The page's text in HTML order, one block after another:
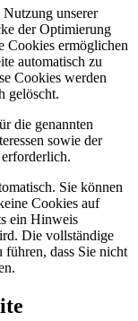
unserer
der Optimierung
Cookies ermöglichen
automatisch zu
Cookies werden
gelöscht.
die genannten
sowie der
Sie können
Cookies auf
ein Hinweis
Die vollständige
dass Sie nicht